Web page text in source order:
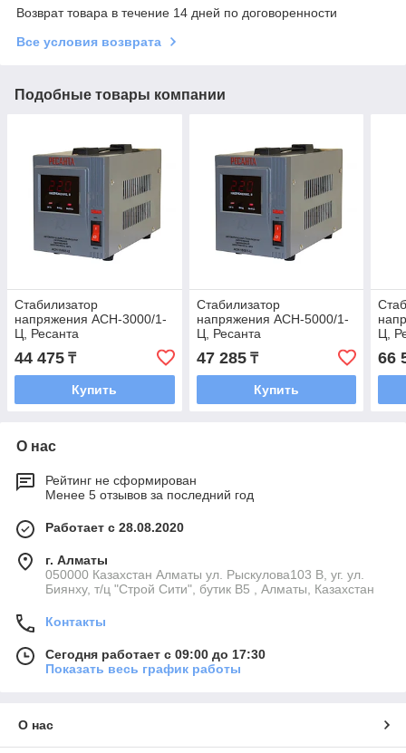
Возврат товара в течение 14 дней по договоренности
Все условия возврата
Подобные товары компании
Стабилизатор
напряжения ACH-3000/1-
Ц, Ресанта
44 475 ₸
Купить
Стабилизатор
напряжения ACH-5000/1-
Ц, Ресанта
47 285₸
Купить
Ц,
66
О нас
Рейтинг не сформирован
Менее 5 отзывов за последний год
Работает с 28.08.2020
г. Алматы
050000 Казахстан Алматы ул. Рыскулова103 В, уг. ул.
Биянху, т/ц "Строй Сити", бутик В5 , Алматы, Казахстан
Контакты
Сегодня работает с 09:00 до 17:30
Показать весь график работы
О нас